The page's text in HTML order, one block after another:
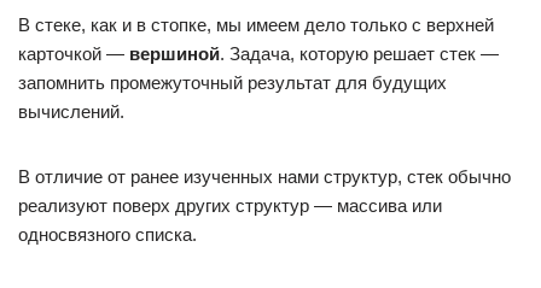
В стеке, как и в стопке, мы имеем дело только с верхней
карточкой — вершиной. Задача, которую решает стек —
запомнить промежуточный результат для будущих
вычислений.
В отличие от ранее изученных нами структур, стек обычно
реализуют поверх других структур — массива или
односвязного списка.